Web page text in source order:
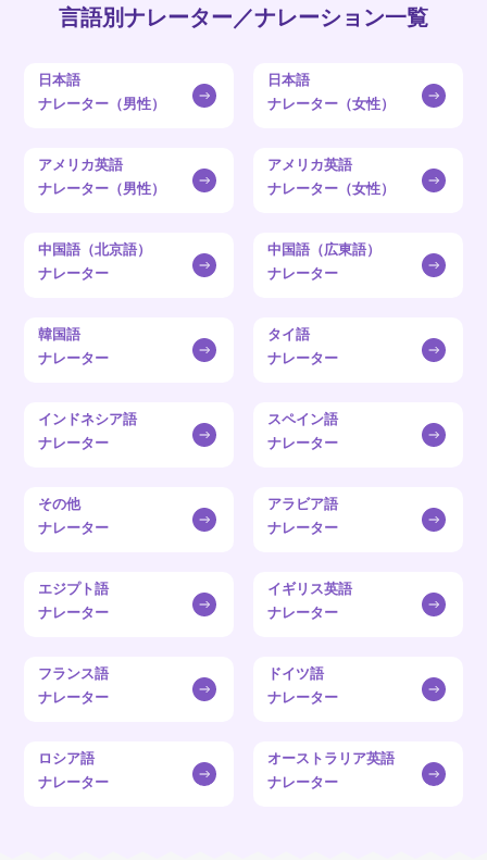
言語別ナレーター／ナレーション一覧
日本語
ナレーター（男性）
日本語
ナレーター（女性）
アメリカ英語
ナレーター（男性）
アメリカ英語
ナレーター（女性）
中国語（北京語）
ナレーター
中国語（広東語）
ナレーター
韓国語
ナレーター
タイ語
ナレーター
インドネシア語
ナレーター
スペイン語
ナレーター
その他
ナレーター
アラビア語
ナレーター
エジプト語
ナレーター
イギリス英語
ナレーター
フランス語
ナレーター
ドイツ語
ナレーター
ロシア語
ナレーター
オーストラリア英語
ナレーター